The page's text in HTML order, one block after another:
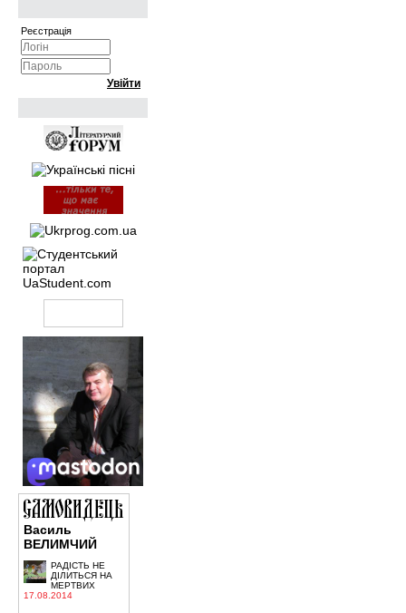
Реєстрація
Василь
ВЕЛИМЧИЙ
РАДІСТЬ НЕ
ДІЛИТЬСЯ НА
МЕРТВИХ
17.08.2014